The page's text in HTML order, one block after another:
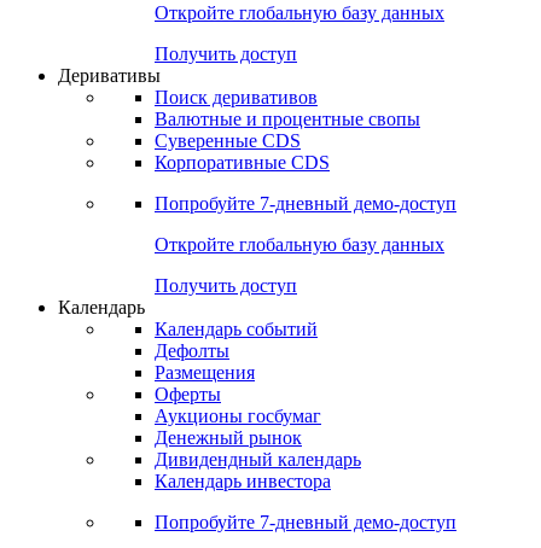
Откройте глобальную базу данных
Получить доступ
Деривативы
Поиск деривативов
Валютные и процентные свопы
Суверенные CDS
Корпоративные CDS
Попробуйте 7-дневный демо-доступ
Откройте глобальную базу данных
Получить доступ
Календарь
Календарь событий
Дефолты
Размещения
Оферты
Аукционы госбумаг
Денежный рынок
Дивидендный календарь
Календарь инвестора
Попробуйте 7-дневный демо-доступ